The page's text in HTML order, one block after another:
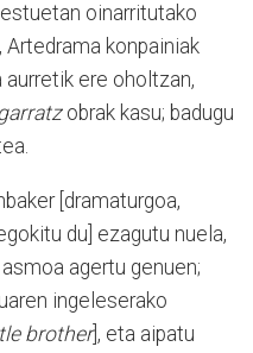
oinarritutako
Artedrama konpainiak
aurretik ere oholtzan,
obrak kasu; badugu
[dramaturgoa,
du] ezagutu nuela,
agertu genuen;
ingeleserako
brother], eta aipatu